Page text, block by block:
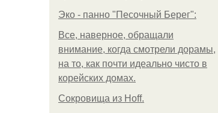
Эко - панно "Песочный Берег":
Все, наверное, обращали
внимание, когда смотрели дорамы,
на то, как почти идеально чисто в
корейских домах.
Сокровища из Hoff.